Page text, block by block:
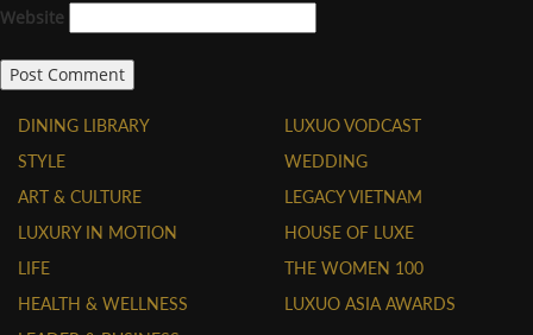
Website
DINING LIBRARY
STYLE
ART & CULTURE
LUXURY IN MOTION
LIFE
HEALTH & WELLNESS
LUXUO VODCAST
WEDDING
LEGACY VIETNAM
HOUSE OF LUXE
THE WOMEN 100
LUXUO ASIA AWARDS